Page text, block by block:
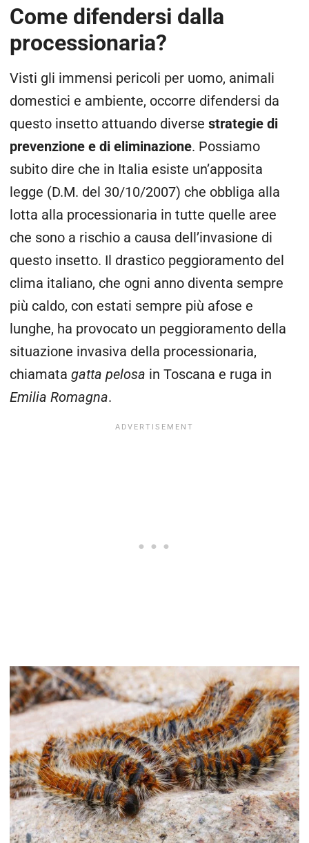
Come difendersi dalla
processionaria?
Visti gli immensi pericoli per uomo, animali
domestici e ambiente, occorre difendersi da
questo insetto attuando diverse strategie di
prevenzione e di eliminazione. Possiamo
subito dire che in Italia esiste un’apposita
legge (D.M. del 30/10/2007) che obbliga alla
lotta alla processionaria in tutte quelle aree
che sono a rischio a causa dell’invasione di
questo insetto. Il drastico peggioramento del
clima italiano, che ogni anno diventa sempre
più caldo, con estati sempre più afose e
lunghe, ha provocato un peggioramento della
situazione invasiva della processionaria,
chiamata gatta pelosa in Toscana e ruga in
Emilia Romagna.